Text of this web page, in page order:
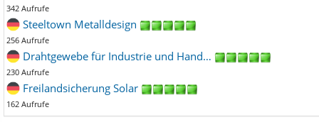
342 Aufrufe
Steeltown Metalldesign
256 Aufrufe
Drahtgewebe für Industrie und Hand…
230 Aufrufe
Freilandsicherung Solar
162 Aufrufe